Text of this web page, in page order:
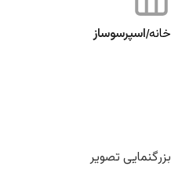
خانه اسپرسوساز
بزرگنمایی تصویر